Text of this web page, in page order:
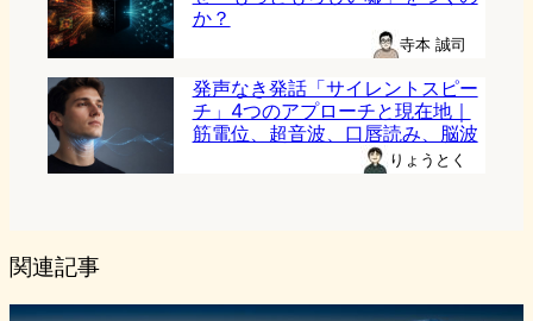
か？
寺本 誠司
発声なき発話「サイレントスピー
チ」4つのアプローチと現在地｜
筋電位、超音波、口唇読み、脳波
りょうとく
関連記事